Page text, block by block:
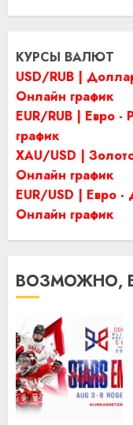
КУРСЫ ВАЛЮТ
USD/RUB |
Онлайн график
EUR/RUB | Евро -
график
XAU/USD |
Онлайн график
EUR/USD | Евро
Онлайн график
ВОЗМОЖНО,